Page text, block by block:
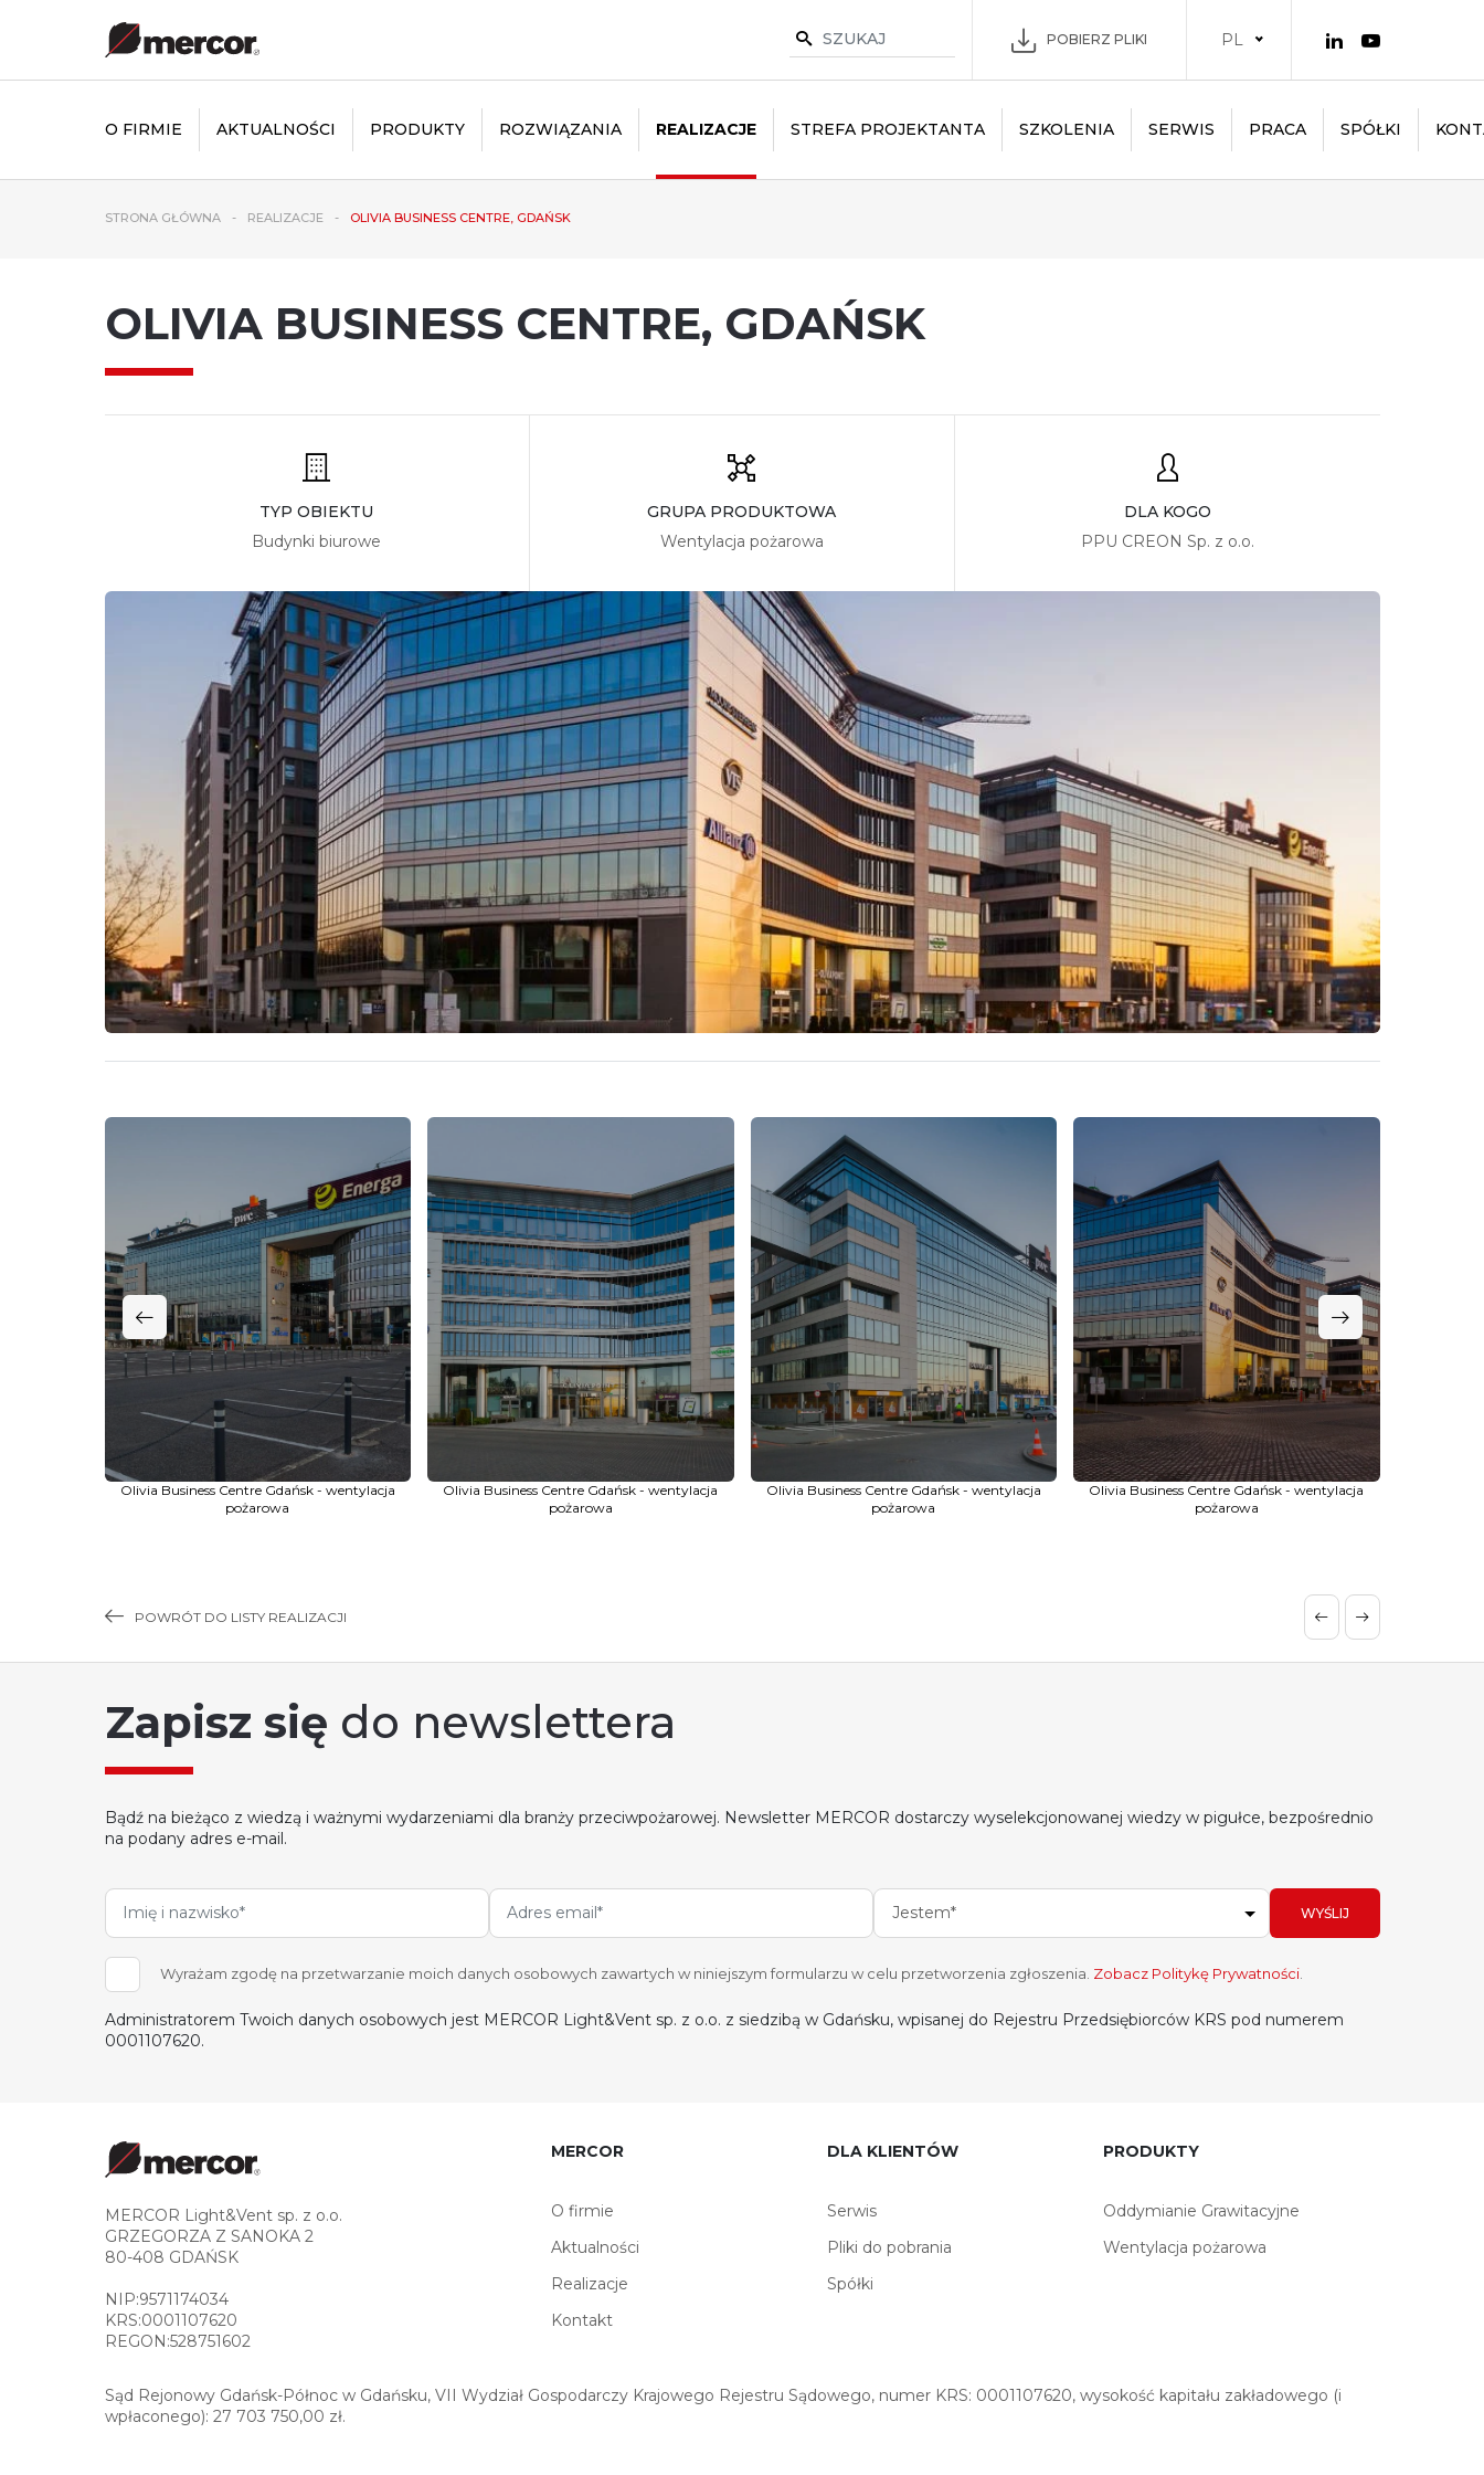
POBIERZ PLIKI PL
O FIRMIE AKTUALNOŚCI PRODUKTY ROZWIĄZANIA REALIZACJE STREFA PROJEKTANTA SZKOLENIA SERWIS PRACA SPÓŁKI
STRONA GŁÓWNA REALIZACJE OLIVIA BUSINESS CENTRE, GDAŃSK
OLIVIA BUSINESS CENTRE, GDAŃSK
TYP OBIEKTU
Budynki biurowe
GRUPA PRODUKTOWA
Wentylacja pożarowa
DLA KOGO
PPU CREON Sp. z o.o.
Olivia Business Centre Gdańsk - wentylacja
pożarowa
Olivia Business Centre Gdańsk - wentylacja
pożarowa
Olivia Business Centre Gdańsk - wentylacja
pożarowa
Olivia Business Centre Gdańsk - wentylacja
pożarowa
POWRÓT DO LISTY REALIZACJI
Zapisz się do newslettera
Bądź na bieżąco z wiedzą i ważnymi wydarzeniami dla branży przeciwpożarowej. Newsletter MERCOR dostarczy wyselekcjonowanej wiedzy w pigułce, bezpośrednio
na podany adres e-mail.
Jestem* WYŚLIJ
Wyrażam zgodę na przetwarzanie moich danych osobowych zawartych w niniejszym formularzu w celu przetworzenia zgłoszenia. Zobacz Politykę Prywatności.
Administratorem Twoich danych osobowych jest MERCOR Light&Vent sp. z o.o. z siedzibą w Gdańsku, wpisanej do Rejestru Przedsiębiorców KRS pod numerem
0001107620.
MERCOR Light&Vent sp. z o.o.
GRZEGORZA Z SANOKA 2
80-408 GDAŃSK
NIP:9571174034
KRS:0001107620
REGON:528751602
MERCOR
O firmie
Aktualności
Realizacje
Kontakt
DLA KLIENTÓW
Serwis
Pliki do pobrania
Spółki
PRODUKTY
Oddymianie Grawitacyjne
Wentylacja pożarowa
Sąd Rejonowy Gdańsk-Północ w Gdańsku, VII Wydział Gospodarczy Krajowego Rejestru Sądowego, numer KRS: 0001107620, wysokość kapitału zakładowego (i
wpłaconego): 27 703 750,00 zł.